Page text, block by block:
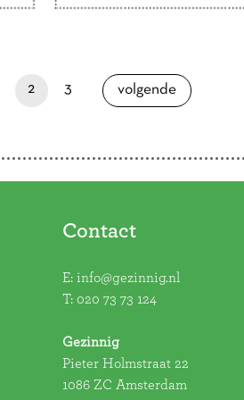
paginapage 2 of 3
je bent nu op pagina
2 pagina
3 volgende
pagina
Contact
E: info@gezinnig.nl
T: 020 73 73 124
Gezinnig
Pieter Holmstraat 22
1086 ZC Amsterdam